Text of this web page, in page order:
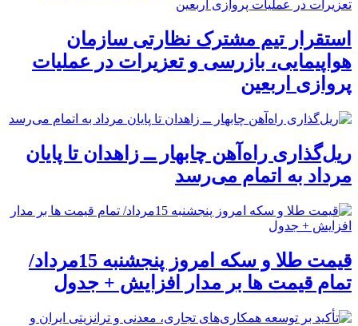
استقرار تیم مشترک نظارتی سازمان
هواپیمایی، بازرسی و تعزیرات در عملیات
پروازی اربعین
ریل‌گذاری راه‌آهن چابهار ــ زاهدان تا پایان
مرداد به اتمام می‌رسد
قیمت طلا و سکه امروز پنجشنبه 15مرداد/
تمام قیمت ها بر مدار افزایش + جدول